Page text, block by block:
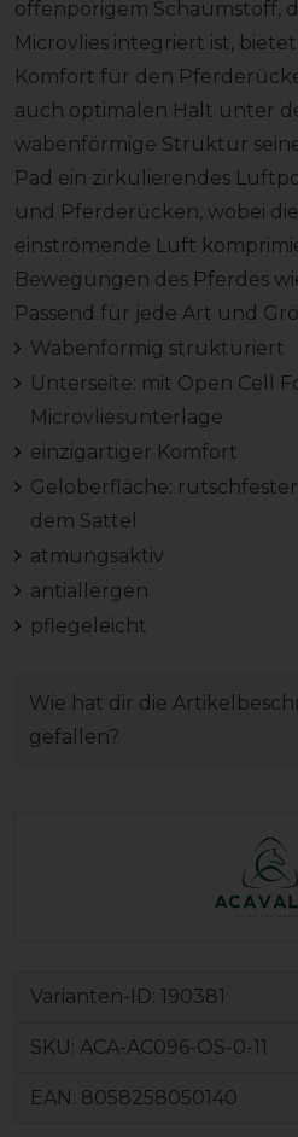
offenporigem Schaumstoff,
Microvlies integriert ist,
Komfort für den
auch optimalen Halt unter
wabenförmige Struktur
Pad ein zirkulierendes
und Pferderücken, wobei
einströmende Luft
Bewegungen des Pferdes
Passend für jede Art und
Wabenförmig strukturiert
Unterseite: mit Open Cell
Microvliesunterlage
einzigartiger Komfort
Geloberfläche:
dem Sattel
atmungsaktiv
antiallergen
pflegeleicht
Wie hat dir die
gefallen?
Varianten-ID: 190381
SKU: ACA-AC096-OS-0-11
EAN: 8058258050140